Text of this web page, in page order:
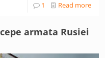
1 Read more
armata Rusiei